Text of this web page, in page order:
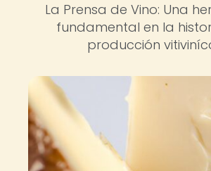
La Prensa de Vino: Una
fundamental en la
producción